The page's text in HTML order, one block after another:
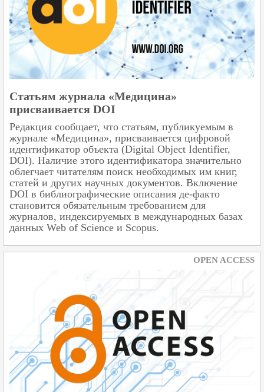
Статьям журнала «Медицина»
присваивается DOI
Редакция сообщает, что статьям, публикуемым в
журнале «Медицина», присваивается цифровой
идентификатор объекта (Digital Object Identifier,
DOI). Наличие этого идентификатора значительно
облегчает читателям поиск необходимых им книг,
статей и других научных документов. Включение
DOI в библиографические описания де-факто
становится обязательным требованием для
журналов, индексируемых в международных базах
данных Web of Science и Scopus.
OPEN ACCESS